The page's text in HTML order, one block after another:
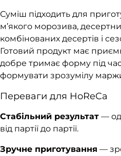
Суміш підходить для
м’якого морозива,
комбінованих десертів і
Готовий продукт має
добре тримає форму під
формувати зрозумілу
Переваги для HoReCa
Стабільний результат —
від партії до партії.
Зручне приготування —